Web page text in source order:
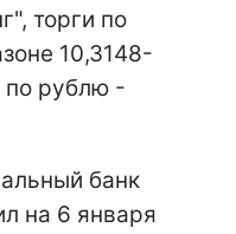
торги по
10,3148-
по рублю -
банк
на 6 января